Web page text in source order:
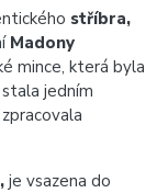
stříbra,
Madony
mince, která byla
jedním
je vsazena do